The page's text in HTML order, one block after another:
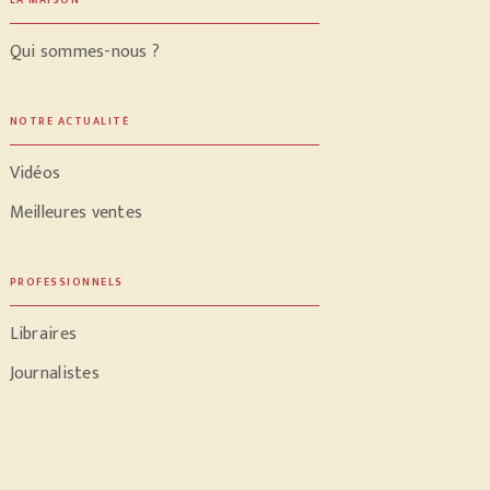
Qui sommes-nous ?
NOTRE ACTUALITÉ
Vidéos
Meilleures ventes
PROFESSIONNELS
Libraires
Journalistes